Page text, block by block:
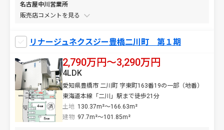
名古屋中川営業所
販売店コメントを
リナージュネクスジー豊橋二川町 第１期
2,790万円〜3,290万円
愛知県豊橋市 二川町 字東町163番19の一部（地番）
東海道本線「二川」駅まで徒歩21分
土地 130.37m²～166.63m²
4LDK
建物 97.7m²～101.85m²